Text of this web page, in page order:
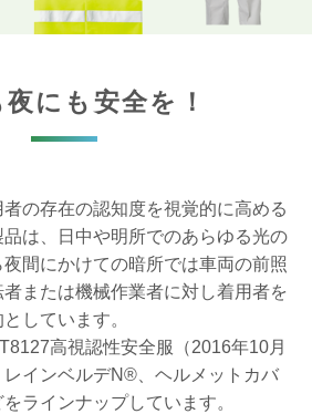
にも安全を！
者の存在の認知度を視覚的に高める
は、日中や明所でのあらゆる光の
間にかけての暗所では車両の前照
または機械作業者に対し着用者を
しています。
高視認性安全服（2016年10月
インベルデN®、ヘルメットカバ
ラインナップしています。